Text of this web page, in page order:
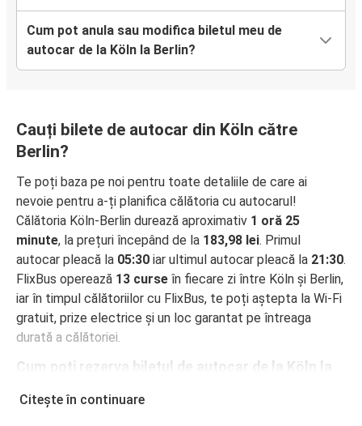
Cum pot anula sau modifica biletul meu de
autocar de la Köln la Berlin?
Cauți bilete de autocar din Köln către
Berlin?
Te poți baza pe noi pentru toate detaliile de care ai
nevoie pentru a-ți planifica călătoria cu autocarul!
Călătoria Köln-Berlin durează aproximativ 1 oră 25
minute, la prețuri începând de la 183,98 lei. Primul
autocar pleacă la 05:30 iar ultimul autocar pleacă la 21:30.
FlixBus operează 13 curse în fiecare zi între Köln și Berlin,
iar în timpul călătoriilor cu FlixBus, te poți aștepta la Wi-Fi
gratuit, prize electrice și un loc garantat pe întreaga
durată a călătoriei.
Cum poți rezerva biletul de autocar de la Köln la
Citește în continuare